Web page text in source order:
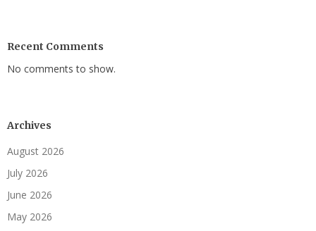
Recent Comments
No comments to show.
Archives
August 2026
July 2026
June 2026
May 2026